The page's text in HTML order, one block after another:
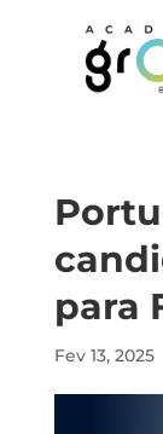
para
Fev 13, 2025